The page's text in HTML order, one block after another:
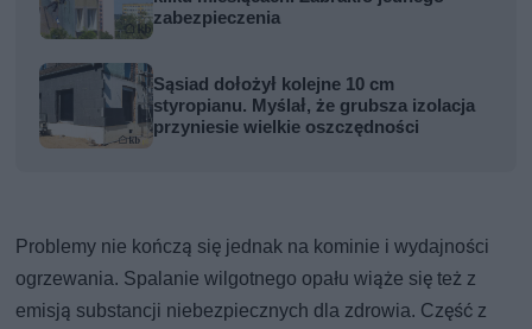
zabezpieczenia
Sąsiad dołożył kolejne 10 cm
styropianu. Myślał, że grubsza izolacja
przyniesie wielkie oszczędności
Problemy nie kończą się jednak na kominie i wydajności
ogrzewania. Spalanie wilgotnego opału wiąże się też z
emisją substancji niebezpiecznych dla zdrowia. Część z